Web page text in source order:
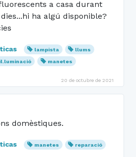
a casa durant
ha algú disponible?
lampista
llums
il.luminació manetes
20 de octubre de 2021
domèstiques.
manetes reparació